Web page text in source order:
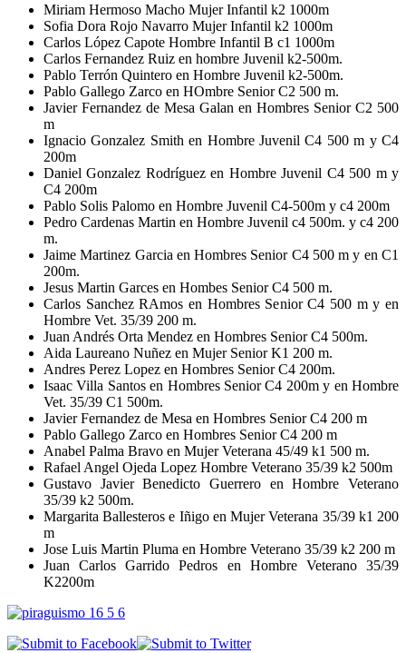
Miriam Hermoso Macho Mujer Infantil k2 1000m
Sofia Dora Rojo Navarro Mujer Infantil k2 1000m
Carlos López Capote Hombre Infantil B c1 1000m
Carlos Fernandez Ruiz en hombre Juvenil k2-500m.
Pablo Terrón Quintero en Hombre Juvenil k2-500m.
Pablo Gallego Zarco en HOmbre Senior C2 500 m.
Javier Fernandez de Mesa Galan en Hombres Senior C2 500
m
Ignacio Gonzalez Smith en Hombre Juvenil C4 500 m y C4
200m
Daniel Gonzalez Rodríguez en Hombre Juvenil C4 500 m y
C4 200m
Pablo Solis Palomo en Hombre Juvenil C4-500m y c4 200m
Pedro Cardenas Martin en Hombre Juvenil c4 500m. y c4 200
m.
Jaime Martinez Garcia en Hombres Senior C4 500 m y en C1
200m.
Jesus Martin Garces en Hombes Senior C4 500 m.
Carlos Sanchez RAmos en Hombres Senior C4 500 m y en
Hombre Vet. 35/39 200 m.
Juan Andrés Orta Mendez en Hombres Senior C4 500m.
Aida Laureano Nuñez en Mujer Senior K1 200 m.
Andres Perez Lopez en Hombres Senior C4 200m.
Isaac Villa Santos en Hombres Senior C4 200m y en Hombre
Vet. 35/39 C1 500m.
Javier Fernandez de Mesa en Hombres Senior C4 200 m
Pablo Gallego Zarco en Hombres Senior C4 200 m
Anabel Palma Bravo en Mujer Veterana 45/49 k1 500 m.
Rafael Angel Ojeda Lopez Hombre Veterano 35/39 k2 500m
Gustavo Javier Benedicto Guerrero en Hombre Veterano
35/39 k2 500m.
Margarita Ballesteros e Iñigo en Mujer Veterana 35/39 k1 200
m
Jose Luis Martin Pluma en Hombre Veterano 35/39 k2 200 m
Juan Carlos Garrido Pedros en Hombre Veterano 35/39
K2200m